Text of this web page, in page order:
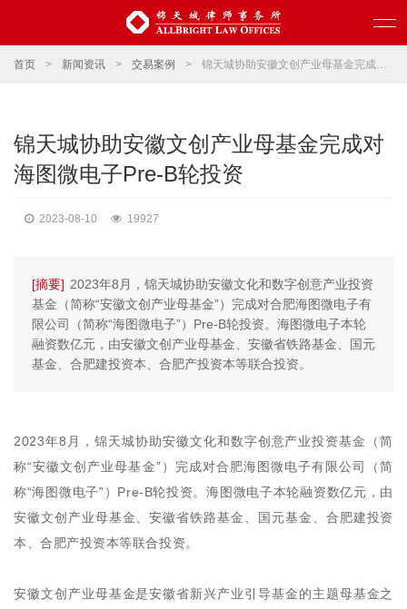
首页 > 新闻资讯 > 交易案例 > 锦天城协助安徽文创产业母基金完成对海图微电子Pre-B轮投资
锦天城协助安徽文创产业母基金完成对
海图微电子Pre-B轮投资
2023-08-10 19927
[摘要] 2023年8月，锦天城协助安徽文化和数字创意产业投资
基金（简称“安徽文创产业母基金”）完成对合肥海图微电子有
限公司（简称“海图微电子”）Pre-B轮投资。海图微电子本轮
融资数亿元，由安徽文创产业母基金、安徽省铁路基金、国元
基金、合肥建投资本、合肥产投资本等联合投资。
2023年8月，锦天城协助安徽文化和数字创意产业投资基金（简
称“安徽文创产业母基金”）完成对合肥海图微电子有限公司（简
称“海图微电子”）Pre-B轮投资。海图微电子本轮融资数亿元，由
安徽文创产业母基金、安徽省铁路基金、国元基金、合肥建投资
本、合肥产投资本等联合投资。
安徽文创产业母基金是安徽省新兴产业引导基金的主题母基金之